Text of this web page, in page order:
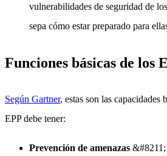
vulnerabilidades de seguridad de
sepa cómo estar preparado para
Funciones básicas de los
Según Gartner, estas son las capacidades
EPP debe tener:
Prevención de amenazas &#8211;